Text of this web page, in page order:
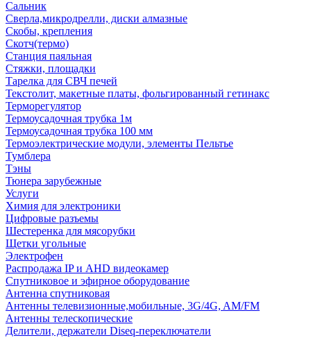
Сальник
Сверла,микродрелли, диски алмазные
Скобы, крепления
Скотч(термо)
Станция паяльная
Стяжки, площадки
Тарелка для СВЧ печей
Текстолит, макетные платы, фольгированный гетинакс
Терморегулятор
Термоусадочная трубка 1м
Термоусадочная трубка 100 мм
Термоэлектрические модули, элементы Пельтье
Тумблера
Тэны
Тюнера зарубежные
Услуги
Химия для электроники
Цифровые разъемы
Шестеренка для мясорубки
Щетки угольные
Электрофен
Распродажа IP и AHD видеокамер
Спутниковое и эфирное оборудование
Антенна спутниковая
Антенны телевизионные,мобильные, 3G/4G, AM/FM
Антенны телескопические
Делители, держатели Diseq-переключатели